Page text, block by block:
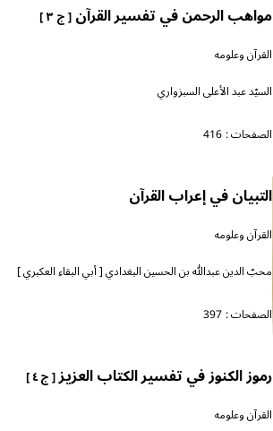
مواهب الرحمن في تفسير القرآن[ ج ٣ ]
القرآن وعلومه
السيّد عبد الأعلى السبزواري
الصفحات : 416
التبيان في إعراب القرآن
القرآن وعلومه
محبّ الدين عبدالله بن الحسين البغدادي [ أبي البقاء العكبري ]
الصفحات : 397
رموز الكنوز في تفسير الكتاب العزيز[ ج ٤ ]
القرآن وعلومه